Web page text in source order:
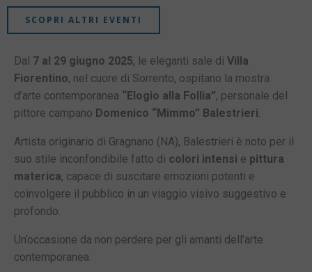
SCOPRI ALTRI EVENTI
Dal 7 al 29 giugno 2025, le eleganti sale di Villa
Fiorentino, nel cuore di Sorrento, ospitano la mostra
d’arte contemporanea “Elogio alla Follia”, personale del
pittore campano Domenico “Mimmo” Balestrieri.
Artista originario di Gragnano (NA), Balestrieri è noto per il
suo stile inconfondibile fatto di colori intensi e pittura
materica, capace di suscitare emozioni potenti e
coinvolgere il pubblico in un viaggio visivo suggestivo e
profondo.
Un’occasione da non perdere per gli amanti dell’arte
contemporanea.